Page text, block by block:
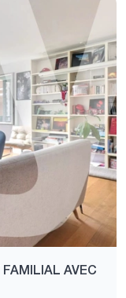
AVEC